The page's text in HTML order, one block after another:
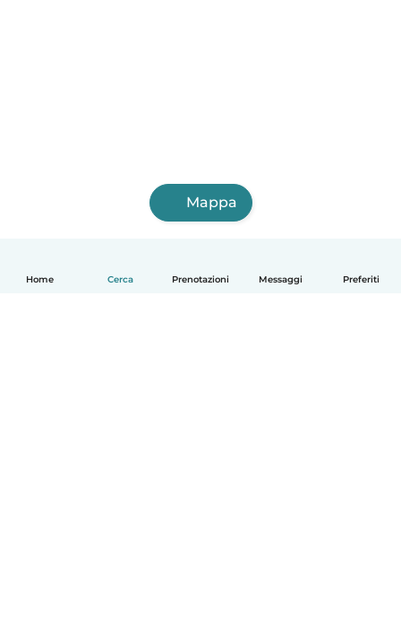
Home Cerca Prenotazioni Messaggi Preferiti
Mappa